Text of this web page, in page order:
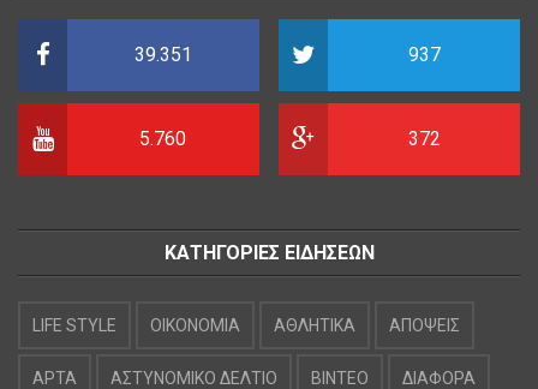
39.351 937
5.760 372
ΚΑΤΗΓΟΡΙΕΣ ΕΙΔΗΣΕΩΝ
LIFE STYLE OIKONOMIA ΑΘΛΗΤΙΚΑ ΑΠΟΨΕΙΣ
ΑΡΤΑ ΑΣΤΥΝΟΜΙΚΟ ΔΕΛΤΙΟ ΒΙΝΤΕΟ ΔΙΑΦΟΡΑ